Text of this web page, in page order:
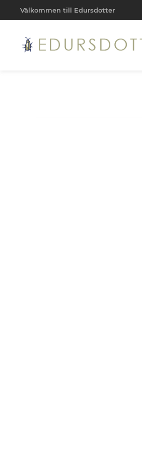
Välkommen till Edursdotter